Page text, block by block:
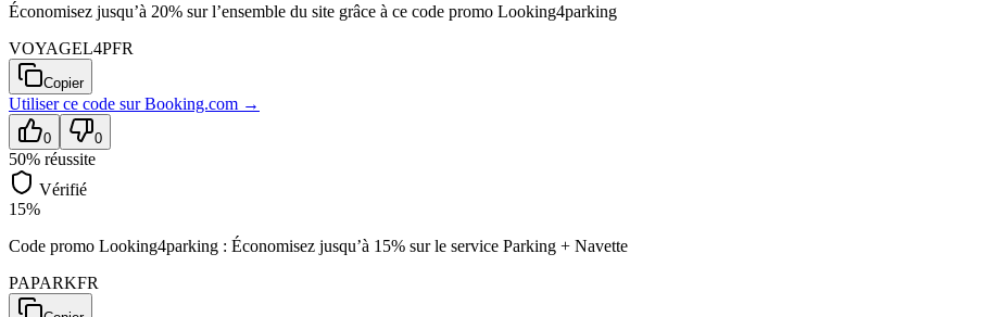
Économisez jusqu’à 20% sur l’ensemble du site grâce à ce code promo Looking4parking
VOYAGEL4PFR
Copier
Utiliser ce code surBooking.com →
0 0
50% réussite
Vérifié
15%
Code promo Looking4parking : Économisez jusqu’à 15% sur le service Parking + Navette
PAPARKFR